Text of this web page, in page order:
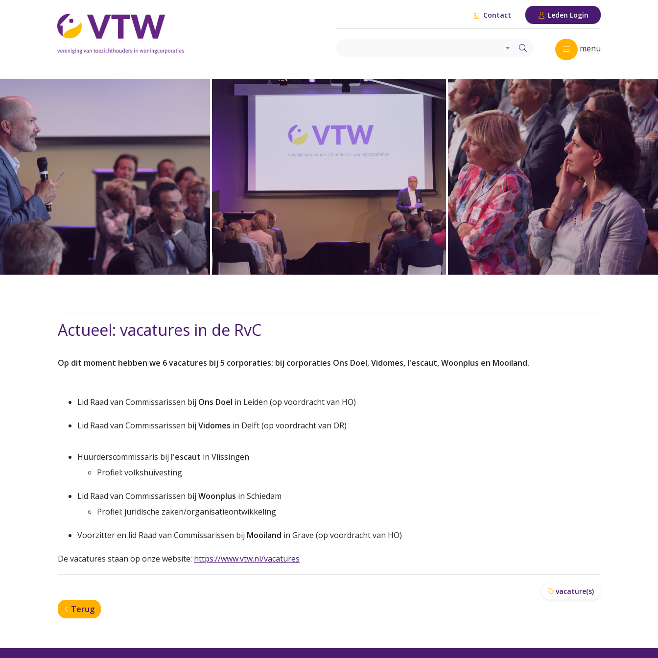
Contact Leden Login
menu
Actueel: vacatures in de RvC
Op dit moment hebben we 6 vacatures bij 5 corporaties: bij corporaties Ons Doel, Vidomes, l'escaut, Woonplus en Mooiland.
Lid Raad van Commissarissen bij Ons Doel in Leiden (op voordracht van HO)
Lid Raad van Commissarissen bij Vidomes in Delft (op voordracht van OR)
Huurderscommissaris bij l'escaut in Vlissingen
Profiel: volkshuivesting
Lid Raad van Commissarissen bij Woonplus in Schiedam
Profiel: juridische zaken/organisatieontwikkeling
Voorzitter en lid Raad van Commissarissen bij Mooiland in Grave (op voordracht van HO)
De vacatures staan op onze website: https://www.vtw.nl/vacatures
vacature(s)
Terug